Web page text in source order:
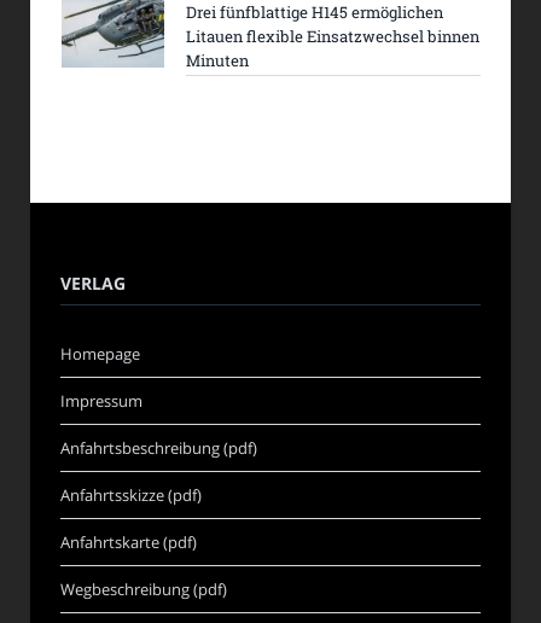
Drei fünfblattige H145 ermöglichen
Litauen flexible Einsatzwechsel binnen
Minuten
VERLAG
Homepage
Impressum
Anfahrtsbeschreibung (pdf)
Anfahrtsskizze (pdf)
Anfahrtskarte (pdf)
Wegbeschreibung (pdf)